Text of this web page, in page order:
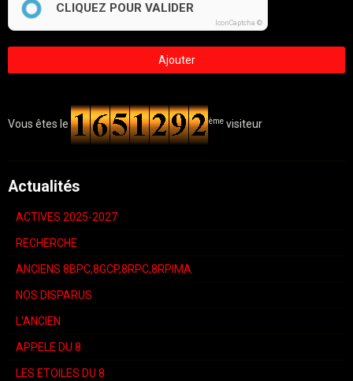
CLIQUEZ POUR VALIDER
IconCaptcha ©
Ajouter
Vous êtes le ème visiteur
Actualités
ACTIVES 2025-2027
RECHERCHE
ANCIENS 8BPC,8GCP,8RPC,8RPIMA
NOS DISPARUS
L'ANCIEN
APPELE DU 8
LES ETOILES DU 8